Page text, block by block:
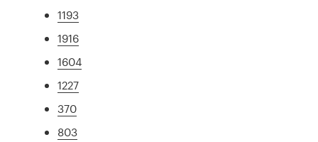
1193
1916
1604
1227
370
803